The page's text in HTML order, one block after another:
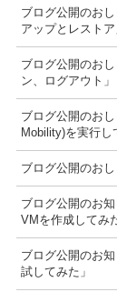
ブログ公開のお
アップとレストア
ブログ公開のお
ン、ログアウト」
ブログ公開のお
Mobility)を実行し
ブログ公開のお
ブログ公開のお
VMを作成してみ
ブログ公開のお
試してみた」